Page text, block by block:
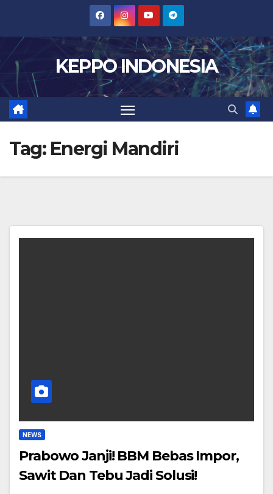
content
KEPPO INDONESIA
Tag: Energi Mandiri
NEWS
Prabowo Janji! BBM Bebas Impor,
Sawit Dan Tebu Jadi Solusi!